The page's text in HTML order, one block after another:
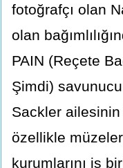
fotoğrafçı olan
olan
PAIN (Reçete
Şimdi)
Sackler
özellikle
kurumlarını iş